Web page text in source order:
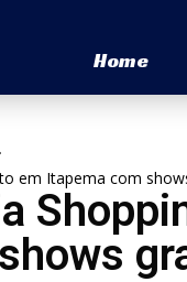
Home
em Itapema com